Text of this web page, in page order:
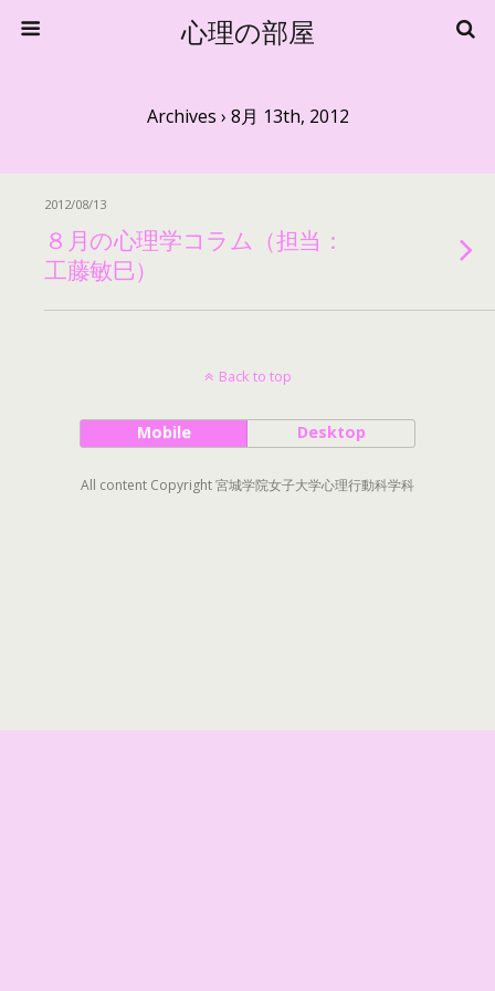
心理の部屋
Archives › 8月 13th, 2012
2012/08/13
８月の心理学コラム（担当：
工藤敏巳）
Back to top
Mobile Desktop
All content Copyright 宮城学院女子大学心理行動科学科